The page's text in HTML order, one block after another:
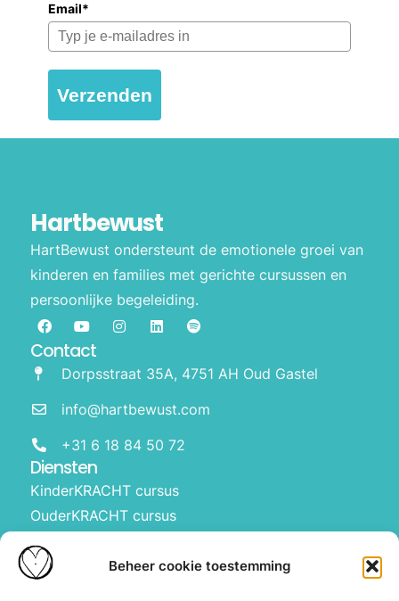
Beheer cookie toestemming
Email*
Verzenden
Hartbewust
HartBewust ondersteunt de emotionele groei van
kinderen en families met gerichte cursussen en
persoonlijke begeleiding.
Diensten
KinderKRACHT cursus
OuderKRACHT cursus
HartBewust op school
Manifesteren met kinderen
Contact
Dorpsstraat 35A, 4751 AH Oud Gastel
info@hartbewust.com
+31 6 18 84 50 72